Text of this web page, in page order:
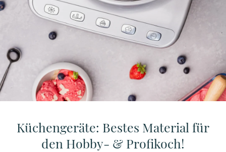
Küchengeräte: Bestes Material für
den Hobby- & Profikoch!